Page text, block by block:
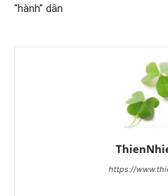
“hành” dân
https://